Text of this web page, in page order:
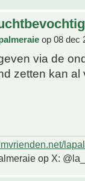
op 08 dec
via de
zetten kan al
op X: